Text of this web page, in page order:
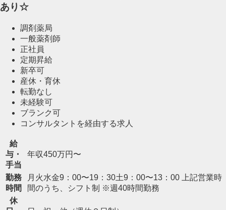
あり☆
調剤薬局
一般薬剤師
正社員
定期昇給
新卒可
産休・育休
転勤なし
未経験可
ブランク可
コンサルタントを経由する求人
給
与・
手当
年収450万円〜
勤務
時間
月火水金9：00〜19：30土9：00〜13：00 上記営業時
間のうち、シフト制 ※週40時間勤務
休